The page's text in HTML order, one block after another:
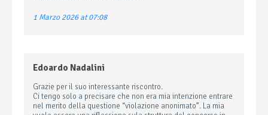
1 Marzo 2026 at 07:08
Edoardo Nadalini
Grazie per il suo interessante riscontro.
Ci tengo solo a precisare che non era mia intenzione entrare
nel merito della questione “violazione anonimato”. La mia